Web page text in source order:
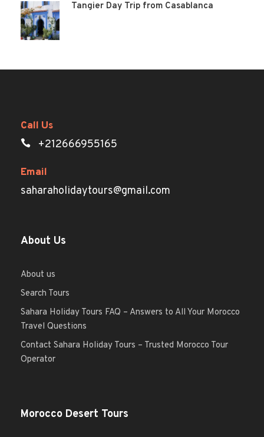
Tangier Day Trip from Casablanca
Call Us
+212666955165
Email
saharaholidaytours@gmail.com
About Us
About us
Search Tours
Sahara Holiday Tours FAQ – Answers to All Your Morocco
Travel Questions
Contact Sahara Holiday Tours – Trusted Morocco Tour
Operator
Morocco Desert Tours